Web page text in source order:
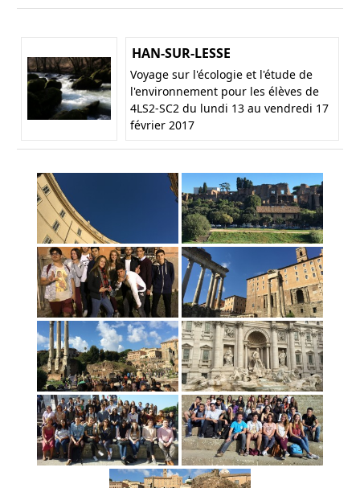
HAN-SUR-LESSE
Voyage sur l'écologie et l'étude de
l'environnement pour les élèves de
4LS2-SC2 du lundi 13 au vendredi 17
février 2017